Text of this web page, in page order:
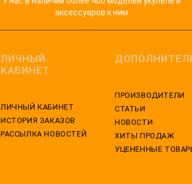
аксессуаров к ним
ЛИЧНЫЙ
КАБИНЕТ
ЛИЧНЫЙ КАБИНЕТ
ИСТОРИЯ ЗАКАЗОВ
РАССЫЛКА НОВОСТЕЙ
ПРОИЗВОДИТЕЛИ
СТАТЬИ
НОВОСТИ
ХИТЫ ПРОДАЖ
УЦЕНЕННЫЕ